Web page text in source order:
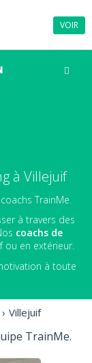
VOIR
à Villejuif
TrainMe.
à travers des
coachs de
ou en extérieur.
à toute
› Villejuif
TrainMe.